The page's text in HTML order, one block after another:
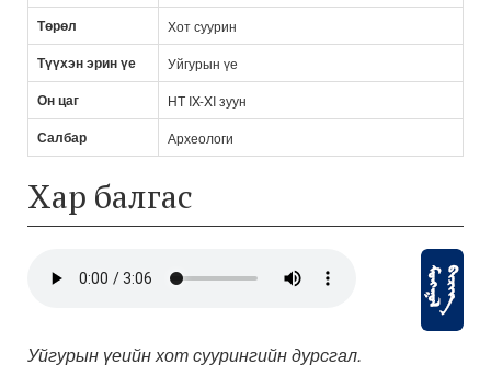
Төрөл Хот суурин
Түүхэн эрин үе Уйгурын үе
Он цаг НТ IX-XI зуун
Салбар Археологи
Хар балгас
Уйгурын үеийн хот суурингийн дурсгал.